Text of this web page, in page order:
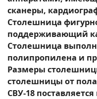
сканеры,
Столешница
поддерживающий
Столешница
полипропилена и
Размеры
столешницы от
СВУ-18